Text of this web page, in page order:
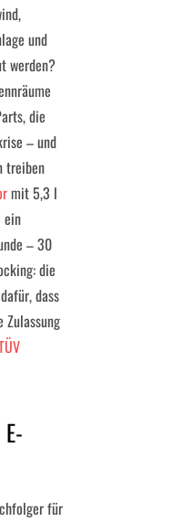
und
werden?
die
– und
treiben
mit 5,3 l
ein
– 30
die
dass
Zulassung
für